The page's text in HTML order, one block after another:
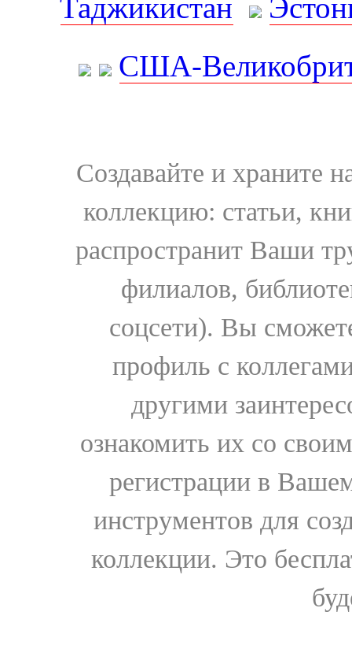
Таджикистан
США-
Создавайте и храните
коллекцию: статьи,
распространит Ваши
филиалов,
соцсети). Вы
профиль с
другими
ознакомить их со
регистрации в
инструментов для
коллекции. Это